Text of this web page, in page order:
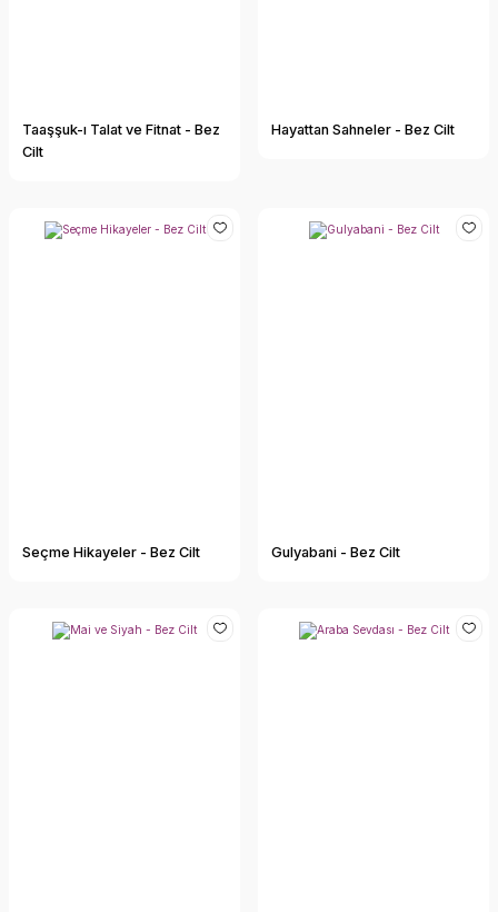
Taaşşuk-ı Talat ve Fitnat - Bez
Cilt
Hayattan Sahneler - Bez Cilt
Seçme Hikayeler - Bez Cilt Gulyabani - Bez Cilt